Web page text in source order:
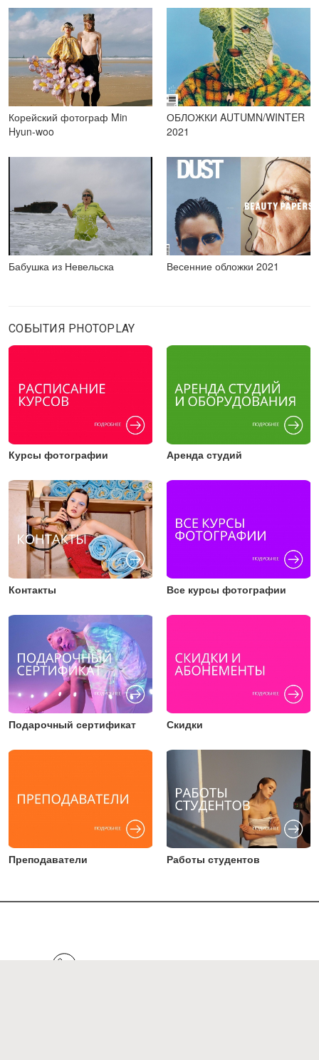
Корейский фотограф Min
Hyun-woo
ОБЛОЖКИ AUTUMN/WINTER
2021
Бабушка из Невельска Весенние обложки 2021
СОБЫТИЯ PHOTOPLAY
Курсы фотографии Аренда студий
Контакты Все курсы фотографии
Подарочный сертификат Скидки
Преподаватели Работы студентов